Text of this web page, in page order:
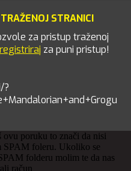
STRANICI
za pristup traženoj
registriraj za puni pristup!
?
poruku to znači da nisi
SPAM foleru. Ukoliko se
folderu molim te da nas
račun